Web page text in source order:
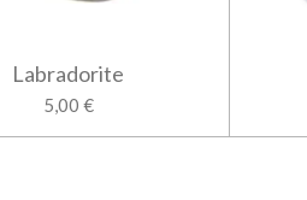
Labradorite
5,00 €